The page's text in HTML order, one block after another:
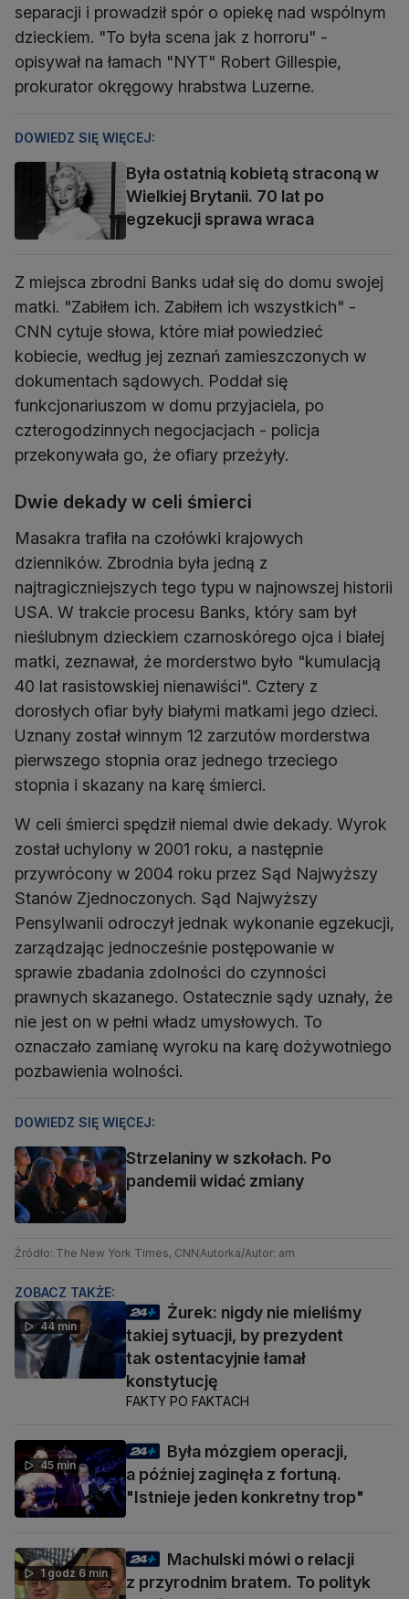
separacji i prowadził spór o opiekę nad wspólnym
dzieckiem. "To była scena jak z horroru" -
opisywał na łamach "NYT" Robert Gillespie,
prokurator okręgowy hrabstwa Luzerne.
DOWIEDZ SIĘ WIĘCEJ:
Była ostatnią kobietą straconą w
Wielkiej Brytanii. 70 lat po
egzekucji sprawa wraca
Z miejsca zbrodni Banks udał się do domu swojej
matki. "Zabiłem ich. Zabiłem ich wszystkich" -
CNN cytuje słowa, które miał powiedzieć
kobiecie, według jej zeznań zamieszczonych w
dokumentach sądowych. Poddał się
funkcjonariuszom w domu przyjaciela, po
czterogodzinnych negocjacjach - policja
Dwie dekady w celi śmierci
Masakra trafiła na czołówki krajowych
dzienników. Zbrodnia była jedną z
najtragiczniejszych tego typu w najnowszej historii
USA. W trakcie procesu Banks, który sam był
nieślubnym dzieckiem czarnoskórego ojca i białej
matki, zeznawał, że morderstwo było "kumulacją
40 lat rasistowskiej nienawiści". Cztery z
dorosłych ofiar były białymi matkami jego dzieci.
Uznany został winnym 12 zarzutów morderstwa
pierwszego stopnia oraz jednego trzeciego
stopnia i skazany na karę śmierci.
W celi śmierci spędził niemal dwie dekady. Wyrok
został uchylony w 2001 roku, a następnie
przywrócony w 2004 roku przez Sąd Najwyższy
Stanów Zjednoczonych. Sąd Najwyższy
Pensylwanii odroczył jednak wykonanie egzekucji,
zarządzając jednocześnie postępowanie w
sprawie zbadania zdolności do czynności
prawnych skazanego. Ostatecznie sądy uznały, że
nie jest on w pełni władz umysłowych. To
oznaczało zamianę wyroku na karę dożywotniego
pozbawienia wolności.
DOWIEDZ SIĘ WIĘCEJ:
Strzelaniny w szkołach. Po
pandemii widać zmiany
Źródło: The New York Times, CNNAutorka/Autor: am
ZOBACZ TAKŻE:
44 min
Żurek: nigdy nie mieliśmy
takiej sytuacji, by prezydent
tak ostentacyjnie łamał
konstytucję
FAKTY PO FAKTACH
45 min
Była mózgiem operacji,
a później zaginęła z fortuną.
"Istnieje jeden konkretny trop"
1 godz 6 min
Machulski mówi o relacji
z przyrodnim bratem. To polityk